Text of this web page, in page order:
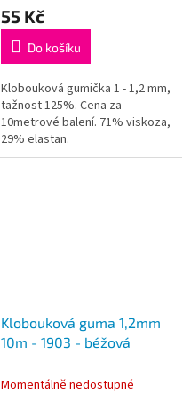
55 Kč
Do košíku
Klobouková gumička 1 - 1,2 mm,
tažnost 125%. Cena za
10metrové balení. 71% viskoza,
29% elastan.
Klobouková guma 1,2mm
10m - 1903 - béžová
Momentálně nedostupné